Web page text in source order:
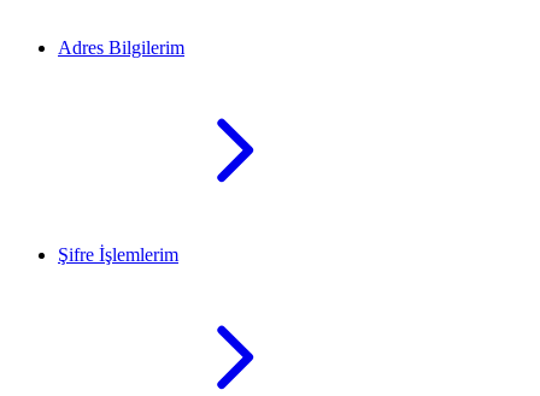
Adres Bilgilerim
Şifre İşlemlerim